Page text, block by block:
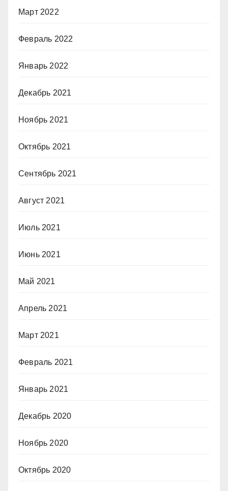
Март 2022
Февраль 2022
Январь 2022
Декабрь 2021
Ноябрь 2021
Октябрь 2021
Сентябрь 2021
Август 2021
Июль 2021
Июнь 2021
Май 2021
Апрель 2021
Март 2021
Февраль 2021
Январь 2021
Декабрь 2020
Ноябрь 2020
Октябрь 2020